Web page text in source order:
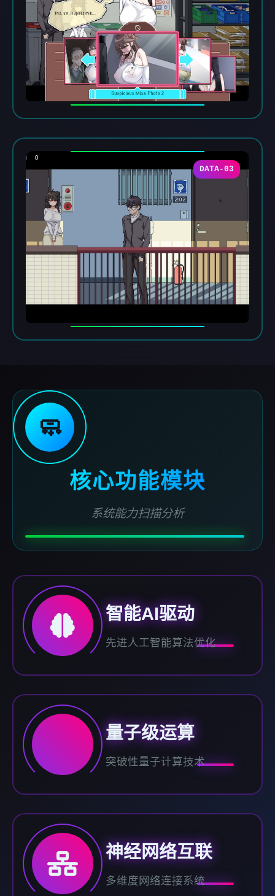
DATA-03
🧼
核心功能模块
系统能力扫描分析
智能AI驱动
先进人工智能算法优化
量子级运算
突破性量子计算技术
神经网络互联
多维度网络连接系统